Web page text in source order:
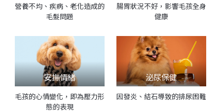
營養不均、疾病、老化造成的
毛髮問題
腸胃狀況不好，影響毛孩全身
健康
安撫情緒
毛孩的心情變化，即為壓力形
態的表現
泌尿保健
因發炎、結石導致的排尿困難